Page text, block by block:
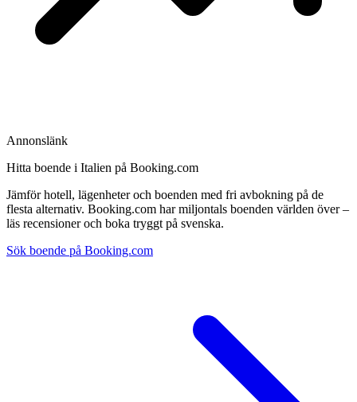
Annonslänk
Hitta boende i Italien på Booking.com
Jämför hotell, lägenheter och boenden med fri avbokning på de
flesta alternativ. Booking.com har miljontals boenden världen över –
läs recensioner och boka tryggt på svenska.
Sök boende på Booking.com